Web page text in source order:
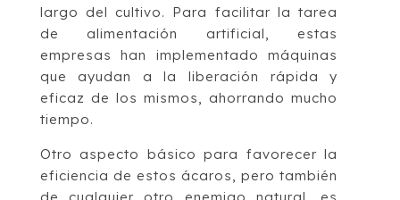
largo del cultivo. Para facilitar la tarea
de alimentación artificial, estas
empresas han implementado máquinas
que ayudan a la liberación rápida y
eficaz de los mismos, ahorrando mucho
tiempo.
Otro aspecto básico para favorecer la
eficiencia de estos ácaros, pero también